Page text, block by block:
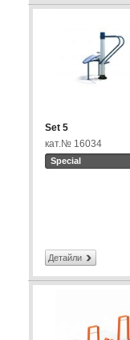
Set 5
кат.№ 16034
Special
Детайли